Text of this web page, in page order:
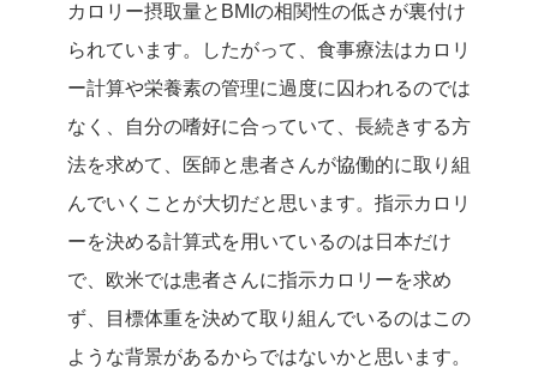
カロリー摂取量とBMIの相関性の低さが裏付け
られています。したがって、食事療法はカロリ
ー計算や栄養素の管理に過度に囚われるのでは
なく、自分の嗜好に合っていて、長続きする方
法を求めて、医師と患者さんが協働的に取り組
んでいくことが大切だと思います。指示カロリ
ーを決める計算式を用いているのは日本だけ
で、欧米では患者さんに指示カロリーを求め
ず、目標体重を決めて取り組んでいるのはこの
ような背景があるからではないかと思います。